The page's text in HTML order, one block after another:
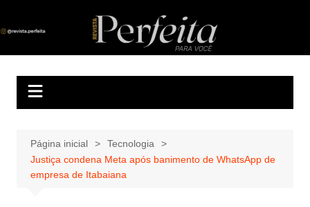
Revista Perfeita
A melhor revista eletrônica do interior de Sergipe
Página inicial
Tecnologia
Justiça condena Meta após banimento de WhatsApp de
empresa de Itabaiana